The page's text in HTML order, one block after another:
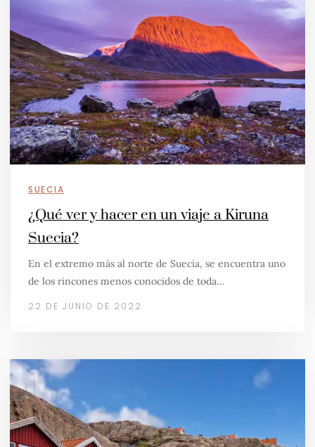
SUECIA
¿Qué ver y hacer en un viaje a Kiruna
Suecia?
En el extremo más al norte de Suecia, se encuentra uno
de los rincones menos conocidos de toda…
22 DE JUNIO DE 2022